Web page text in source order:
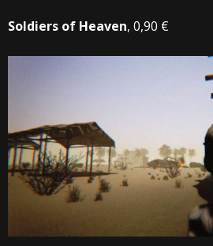
Soldiers of Heaven, 0,90 €